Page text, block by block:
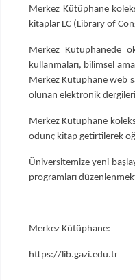
Merkez Kütüphane
kitaplar LC (Library of
Merkez Kütüphanede
kullanmaları, bilimsel
Merkez Kütüphane web
olunan elektronik
Merkez Kütüphane
ödünç kitap getirtilerek
Üniversitemize yeni
programları
Merkez Kütüphane:
https://lib.gazi.edu.tr